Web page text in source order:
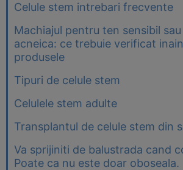
Celule stem intrebari frecvente
Machiajul pentru ten sensibil
acneica: ce trebuie verificat
produsele
Tipuri de celule stem
Celulele stem adulte
Transplantul de celule stem din
Va sprijiniti de balustrada cand
Poate ca nu este doar oboseala.